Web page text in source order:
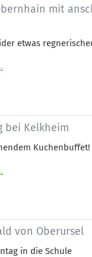
mit
etwas
bei Kelkheim
Kuchenbuffet!
von Oberursel
in die Schule